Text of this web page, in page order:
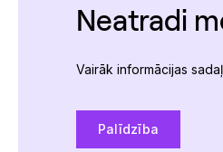
Neatradi
Vairāk informācijas
Palīdzība